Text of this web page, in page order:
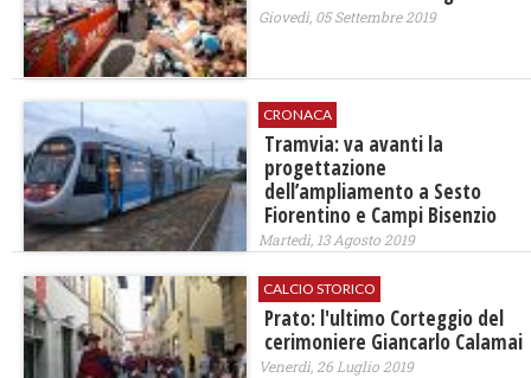
Giovedì, 05 Settembre 2019
CRONACA
Tramvia: va avanti la
progettazione
dell’ampliamento a Sesto
Fiorentino e Campi Bisenzio
Martedì, 13 Agosto 2019
CALCIO STORICO
Prato: l'ultimo Corteggio del
cerimoniere Giancarlo Calamai
Venerdì, 26 Luglio 2019